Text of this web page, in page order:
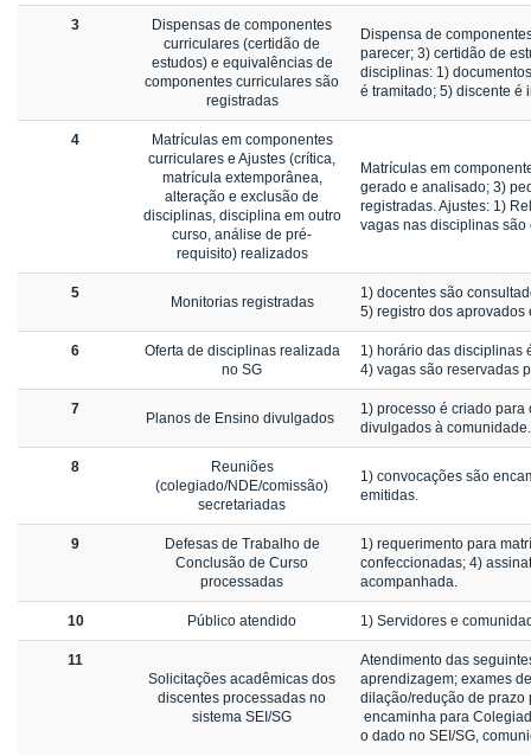
3
Dispensas de componentes
curriculares (certidão de
estudos) e equivalências de
componentes curriculares são
registradas
Dispensa de
parecer; 3) certidão de
disciplinas: 1)
é tramitado; 5) discente é
4
Matrículas em componentes
curriculares e Ajustes (crítica,
matrícula extemporânea,
alteração e exclusão de
disciplinas, disciplina em outro
curso, análise de pré-
requisito) realizados
Matrículas em
gerado e analisado; 3)
registradas. Ajustes: 1)
vagas nas disciplinas
5
Monitorias registradas
1) docentes são
5) registro dos aprovados
6
Oferta de disciplinas realizada
no SG
1) horário das disciplinas
4) vagas são reservadas
7
Planos de Ensino divulgados
1) processo é criado
divulgados à comunidade.
8
Reuniões
(colegiado/NDE/comissão)
secretariadas
1) convocações são
emitidas.
9
Defesas de Trabalho de
Conclusão de Curso
processadas
1) requerimento para
confeccionadas; 4)
acompanhada.
10 Público atendido 1) Servidores e
11
Solicitações acadêmicas dos
discentes processadas no
sistema SEI/SG
Atendimento das
aprendizagem; exames
dilação/redução de prazo
encaminha para
o dado no SEI/SG,